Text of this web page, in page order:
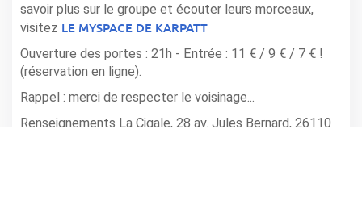
savoir plus sur le groupe et écouter leurs morceaux,
visitez LE MYSPACE DE KARPATT
Ouverture des portes : 21h - Entrée : 11 € / 9 € / 7 € !
(réservation en ligne).
Rappel : merci de respecter le voisinage...
Renseignements La Cigale, 28 av. Jules Bernard, 26110